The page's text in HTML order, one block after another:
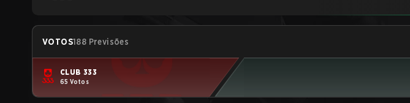
VOTOS188 Previsões
CLUB 333
65 Votos